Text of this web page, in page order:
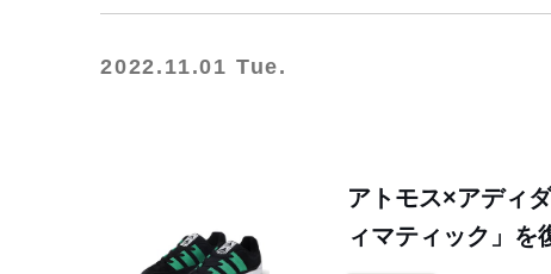
2022.11.01 Tue.
アトモス×アディ
ィマティック」を